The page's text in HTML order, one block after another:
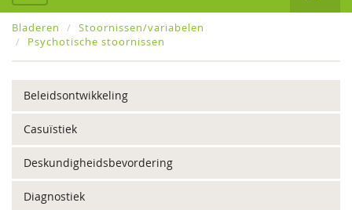
Bladeren
Stoornissen/variabelen
Psychotische stoornissen
Beleidsontwikkeling
Casuïstiek
Deskundigheidsbevordering
Diagnostiek